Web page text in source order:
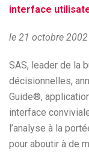
interface
le 21 octobre 2002
SAS, leader de la
décisionnelles,
Guide®,
interface
l’analyse à la
pour aboutir à de